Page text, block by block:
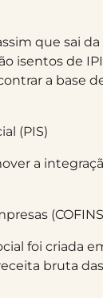
que sai
isentos de
a base
(PIS)
a
foi criada
bruta